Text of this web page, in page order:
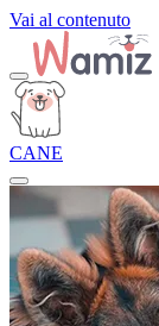
Vai al contenuto
CANE